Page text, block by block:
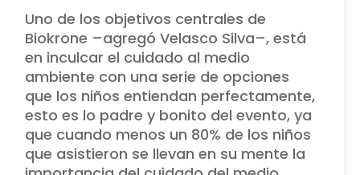
Uno de los objetivos centrales de
Biokrone –agregó Velasco Silva–, está
en inculcar el cuidado al medio
ambiente con una serie de opciones
que los niños entiendan perfectamente,
esto es lo padre y bonito del evento, ya
que cuando menos un 80% de los niños
que asistieron se llevan en su mente la